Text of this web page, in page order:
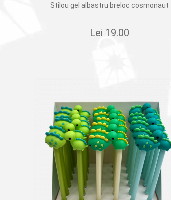
Stilou gel albastru breloc cosmonaut
Lei 19.00